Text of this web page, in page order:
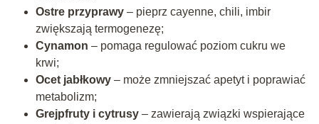
Ostre przyprawy– pieprz cayenne, chili, imbir
zwiększają termogenezę;
Cynamon – pomaga regulować poziom cukru we
krwi;
Ocet jabłkowy– może zmniejszać apetyt i poprawiać
metabolizm;
Grejpfruty i cytrusy– zawierają związki wspierające